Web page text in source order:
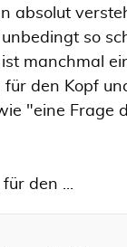
absolut
unbedingt so
manchmal
den Kopf
"eine Frage
für den ...